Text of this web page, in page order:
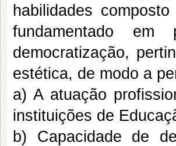
habilidades
fundamentado em
democratização,
estética, de modo a
a) A atuação
instituições de
b) Capacidade de